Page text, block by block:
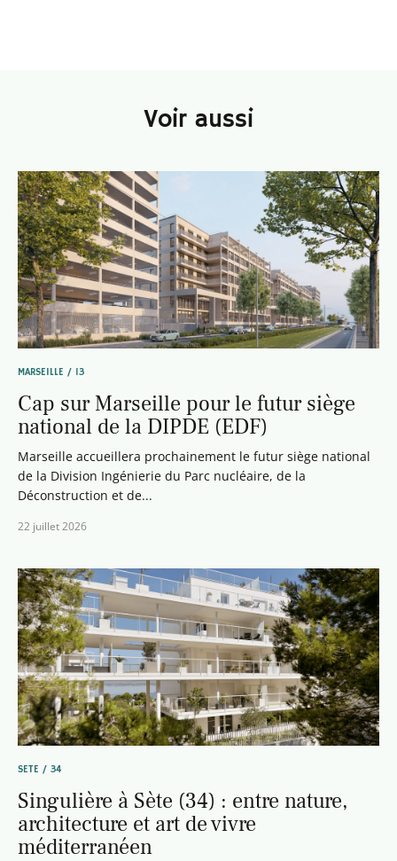
Voir aussi
MARSEILLE / 13
Cap sur Marseille pour le futur siège
national de la DIPDE (EDF)
Marseille accueillera prochainement le futur siège national
de la Division Ingénierie du Parc nucléaire, de la
Déconstruction et de...
22 juillet 2026
SETE / 34
Singulière à Sète (34) : entre nature,
architecture et art de vivre
méditerranéen